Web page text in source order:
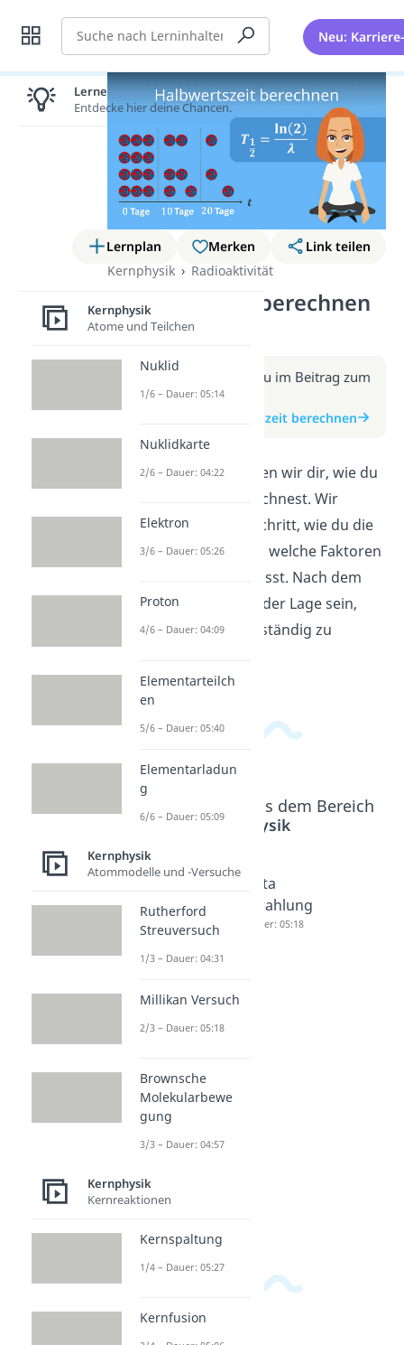
Suche Neu:
Lernplan Merken
Link teilen
Kernphysik
Radioaktivität
Halbwertszeit berechnen
(Video)
Weitere Infos erhältst du im Beitrag zum
Video
zum Beitrag: Halbwertszeit berechnen
In diesem Video erklären wir dir, wie du
die Halbwertszeit berechnest. Wir
zeigen dir Schritt für Schritt, wie du die
Formel anwendest und welche Faktoren
du berücksichtigen musst. Nach dem
Anschauen wirst du in der Lage sein,
Halbwertszeiten eigenständig zu
Beliebte Inhalte aus dem Bereich
Kernphysik
sarten
Dauer: 04:08
Strahlung
Dauer: 04:27
Beta
Strahlung
Dauer: 05:18
Lernen lohnt sich!
Entdecke hier deine Chancen.
Kernphysik
Atome und Teilchen
Nuklid
1/6 – Dauer: 05:14
Nuklidkarte
2/6 – Dauer: 04:22
Elektron
3/6 – Dauer: 05:26
Proton
4/6 – Dauer: 04:09
Elementarteilch
en
5/6 – Dauer: 05:40
Elementarladun
g
6/6 – Dauer: 05:09
Kernphysik
Atommodelle und -Versuche
Rutherford
Streuversuch
1/3 – Dauer: 04:31
Millikan Versuch
2/3 – Dauer: 05:18
Brownsche
Molekularbewe
gung
3/3 – Dauer: 04:57
Kernphysik
Kernreaktionen
Kernspaltung
1/4 – Dauer: 05:27
Kernfusion